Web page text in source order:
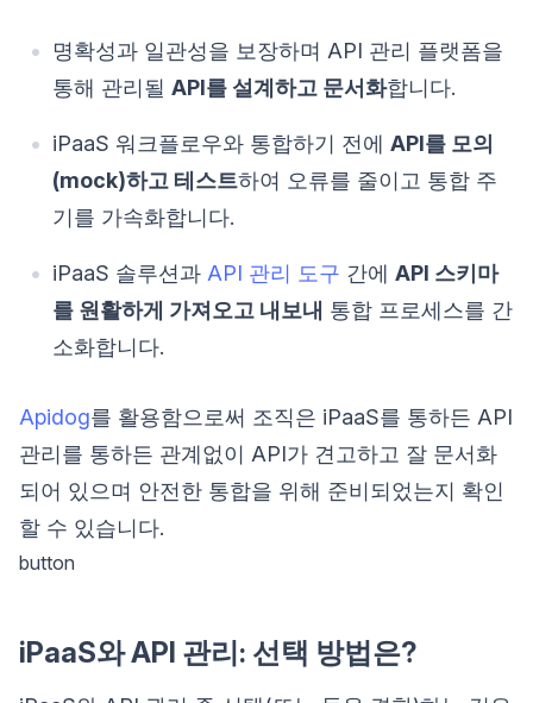
명확성과 일관성을 보장하며 API 관리 플랫폼을
통해 관리될 API를 설계하고 문서화합니다.
iPaaS 워크플로우와 통합하기 전에 API를 모의
(mock)하고 테스트하여 오류를 줄이고 통합 주
기를 가속화합니다.
iPaaS 솔루션과 API 관리 도구 간에 API 스키마
를 원활하게 가져오고 내보내 통합 프로세스를 간
소화합니다.
Apidog를 활용함으로써 조직은 iPaaS를 통하든 API
관리를 통하든 관계없이 API가 견고하고 잘 문서화
되어 있으며 안전한 통합을 위해 준비되었는지 확인
할 수 있습니다.
button
iPaaS와 API 관리: 선택 방법은?